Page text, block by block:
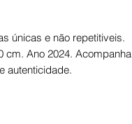
únicas e não repetitiveis.
cm. Ano 2024. Acompanha
autenticidade.